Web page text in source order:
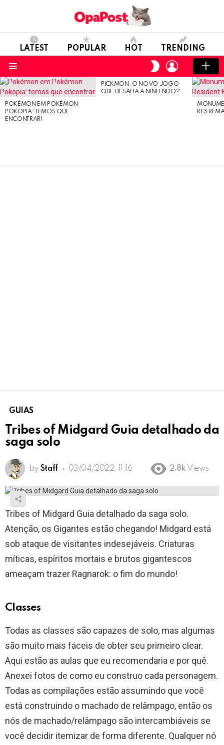
LATEST POPULAR HOT TRENDING
SWITCH
SKIN
LOGIN
LATEST
STORIES
POKÉMON EM POKÉMON
POKOPIA: TEMOS QUE
ENCONTRAR!
PICKMON: O NOVO JOGO
QUE DESAFIA A NINTENDO?
RE3
GUIAS
Tribes of Midgard Guia detalhado da
saga solo
by Staff 03/04/2022, 11:16 2.8k Views
Tribes of Midgard Guia detalhado da saga solo.
Atenção, os Gigantes estão chegando! Midgard está
sob ataque de visitantes indesejáveis. Criaturas
míticas, espíritos mortais e brutos gigantescos
ameaçam trazer Ragnarok: o fim do mundo!
Classes
Todas as classes são capazes de solo, mas algumas
são muito mais fáceis de obter seu primeiro clear.
Aqui estão as aulas que eu recomendaria e por quê.
Anexei fotos de como eu construo cada personagem.
Todas as compilações estão assumindo que você
está construindo o machado de relâmpago, então os
nós de machado/relâmpago são intercambiáveis ​​se
você decidir itemizar de forma diferente. Qualquer nó